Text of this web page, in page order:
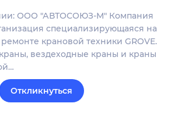
ООО "АВТОСОЮЗ-М" Компания
специализирующаяся на
крановой техники GROVE.
вездеходные краны и краны
Откликнуться